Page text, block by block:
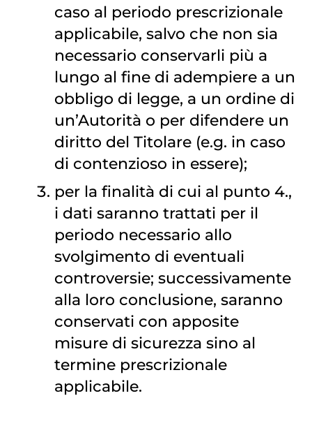
caso al periodo prescrizionale
applicabile, salvo che non sia
necessario conservarli più a
lungo al fine di adempiere a un
obbligo di legge, a un ordine di
un’Autorità o per difendere un
diritto del Titolare (e.g. in caso
di contenzioso in essere);
per la finalità di cui al punto 4.,
i dati saranno trattati per il
periodo necessario allo
svolgimento di eventuali
controversie; successivamente
alla loro conclusione, saranno
conservati con apposite
misure di sicurezza sino al
termine prescrizionale
applicabile.